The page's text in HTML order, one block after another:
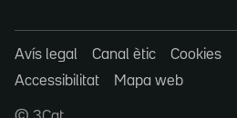
Avís legal Canal ètic Cookies
Accessibilitat
Mapa web